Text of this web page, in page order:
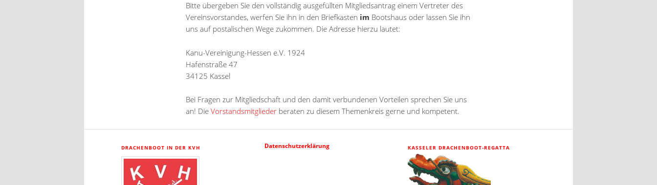
Bitte übergeben Sie den vollständig ausgefüllten Mitgliedsantrag einem Vertreter des
Vereinsvorstandes, werfen Sie ihn in den Briefkasten im Bootshaus oder lassen Sie ihn
uns auf postalischen Wege zukommen. Die Adresse hierzu lautet:
Kanu-Vereinigung-Hessen e.V. 1924
Hafenstraße 47
34125 Kassel
Bei Fragen zur Mitgliedschaft und den damit verbundenen Vorteilen sprechen Sie uns
an! Die Vorstandsmitgliederberaten zu diesem Themenkreis gerne und kompetent.
DRACHENBOOT IN DER KVH Datenschutzerklärung KASSELER DRACHENBOOT-REGATTA